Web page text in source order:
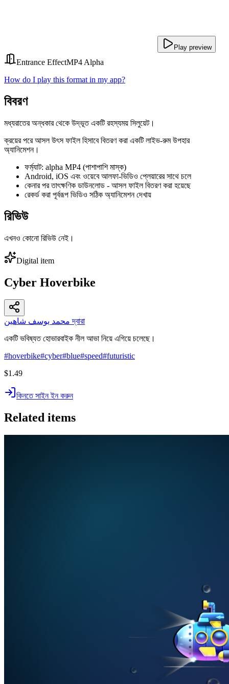
Play preview
Entrance EffectMP4 Alpha
How do I play this format in my app?
বিবরণ
মধ্যরাতের অন্ধকার থেকে উদ্ভূত একটি রহস্যময় সিলুয়েট।
ক্রয়ের পরে আসল উৎস ফাইল হিসাবে বিতরণ করা একটি লাইভ-রুম উপহার
অ্যানিমেশন।
ফর্ম্যাট: alpha MP4 (পাশাপাশি মাস্ক)
Android, iOS এবং ওয়েবে আলফা-ভিডিও প্লেয়ারের সাথে চলে
কেনার পর তাৎক্ষণিক ডাউনলোড - আসল ফাইল বিতরণ করা হয়েছে
রেকর্ড করা পূর্বরূপ ভিডিও সঠিক অ্যানিমেশন দেখায়
রিভিউ
এখনও কোনো রিভিউ নেই।
Digital item
Cyber Hoverbike
محمد يوسف شاهين দ্বারা
একটি ভবিষ্যত হোভারবাইক নীল আভা নিয়ে এগিয়ে চলেছে।
#hoverbike#cyber#blue#speed#futuristic
$1.49
কিনতে সাইন ইন করুন
Related items